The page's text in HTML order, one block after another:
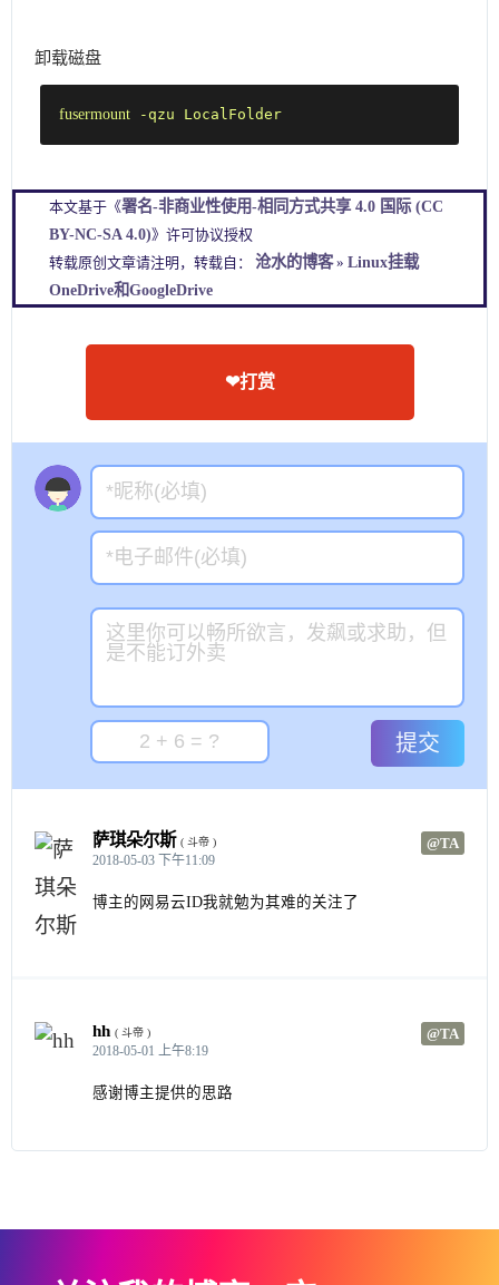
卸载磁盘
fusermount -qzu LocalFolder
本文基于《署名-非商业性使用-相同方式共享 4.0 国际 (CC
BY-NC-SA 4.0)》许可协议授权
转载原创文章请注明，转载自： 沧水的博客» Linux挂载
OneDrive和GoogleDrive
❤打赏
提交
萨琪朵尔斯 @TA
( 斗帝 )
2018-05-03 下午11:09
博主的网易云ID我就勉为其难的关注了
hh @TA
( 斗帝 )
2018-05-01 上午8:19
感谢博主提供的思路